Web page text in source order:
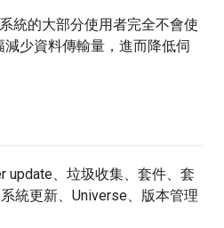
統的大部分使用者完全不會使
少資料傳輸量，進而降低伺
update、垃圾收集、套件、套
統更新、Universe、版本管理